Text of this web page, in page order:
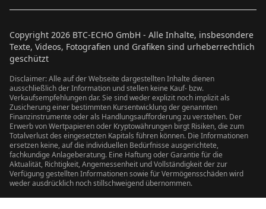
Copyright 2026 BTC-ECHO GmbH - Alle Inhalte, insbesondere
Texte, Videos, Fotografien und Grafiken sind urheberrechtlich
geschützt
Disclaimer: Alle auf der Webseite dargestellten Inhalte dienen
ausschließlich der Information und stellen keine Kauf- bzw.
Verkaufsempfehlungen dar. Sie sind weder explizit noch implizit als
Zusicherung einer bestimmten Kursentwicklung der genannten
Finanzinstrumente oder als Handlungsaufforderung zu verstehen. Der
Erwerb von Wertpapieren oder Kryptowährungen birgt Risiken, die zum
Totalverlust des eingesetzten Kapitals führen können. Die Informationen
ersetzen keine, auf die individuellen Bedürfnisse ausgerichtete,
fachkundige Anlageberatung. Eine Haftung oder Garantie für die
Aktualität, Richtigkeit, Angemessenheit und Vollständigkeit der zur
Verfügung gestellten Informationen sowie für Vermögensschäden wird
weder ausdrücklich noch stillschweigend übernommen.